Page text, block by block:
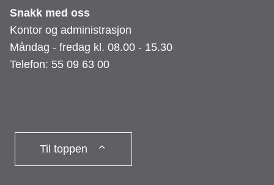
Snakk med oss
Kontor og administrasjon
Måndag - fredag kl. 08.00 - 15.30
Telefon: 55 09 63 00
Til toppen